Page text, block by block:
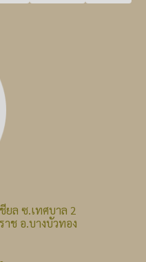
ยล ซ.เทศบาล 2
อ.บางบัวทอง